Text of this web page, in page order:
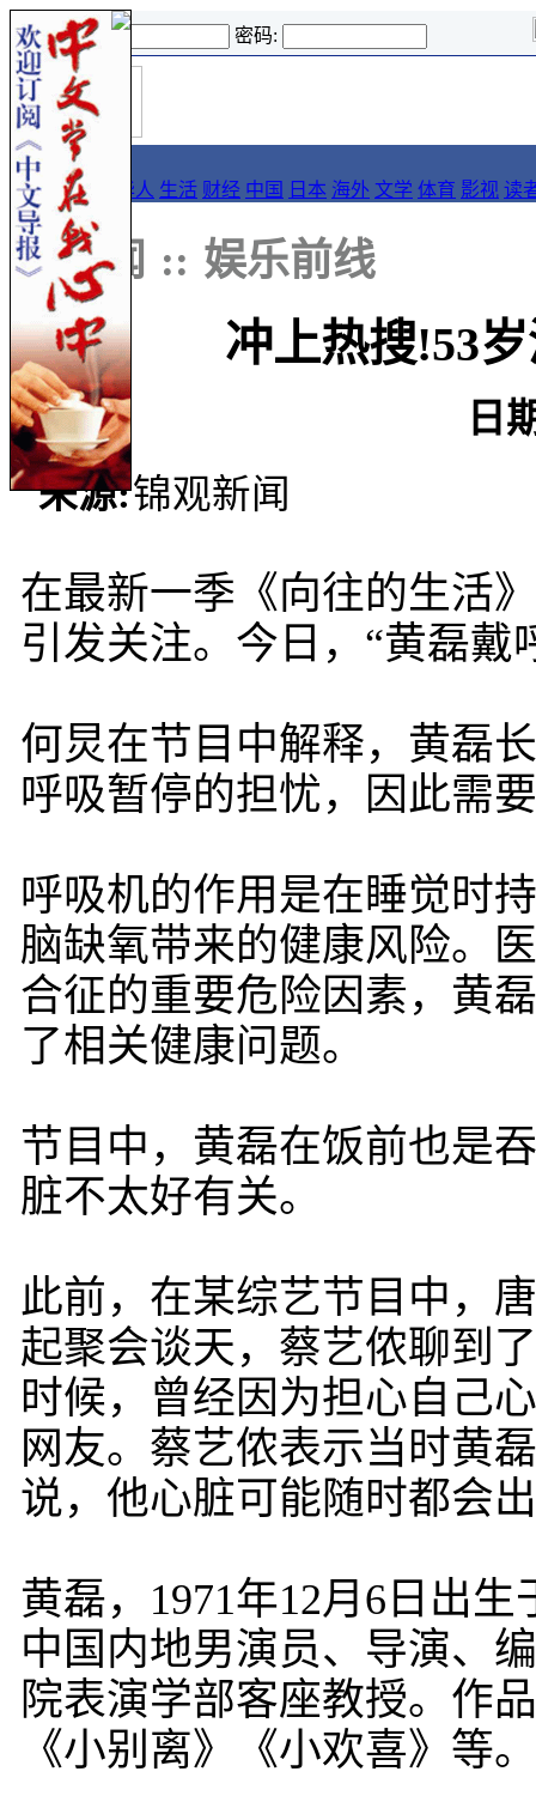
登录名: 密码:
首
页
导报
要闻 论坛 华人 生活 财经 中国 日本 海外 文学 体育 影视 读
:: 新闻 :: 娱乐前线
冲上热搜!53
日
来源:锦观新闻
在最新一季《向往的生活
引发关注。今日，“黄磊
何炅在节目中解释，黄磊
呼吸暂停的担忧，因此需
呼吸机的作用是在睡觉时
脑缺氧带来的健康风险。
合征的重要危险因素，黄
了相关健康问题。
节目中，黄磊在饭前也是
脏不太好有关。
此前，在某综艺节目中，
起聚会谈天，蔡艺侬聊到
时候，曾经因为担心自己
网友。蔡艺侬表示当时黄
说，他心脏可能随时都会
黄磊，1971年12月6日出
中国内地男演员、导演、
院表演学部客座教授。作
《小别离》《小欢喜》等。